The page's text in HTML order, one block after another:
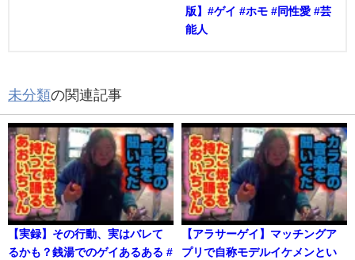
版】#ゲイ #ホモ #同性愛 #芸
能人
未分類の関連記事
【実録】その行動、実はバレて
るかも？銭湯でのゲイあるある #
【アラサーゲイ】マッチングア
プリで自称モデルイケメンとい